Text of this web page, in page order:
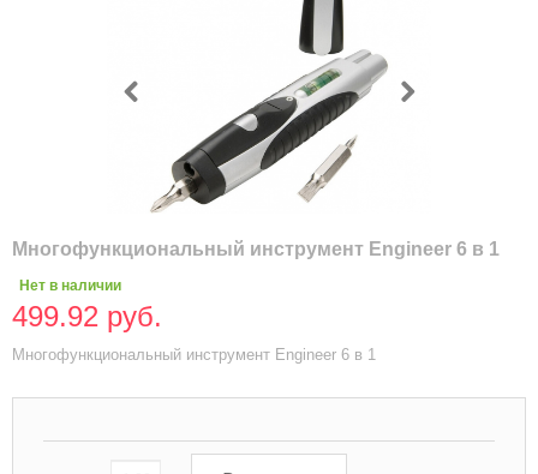
Многофункциональный инструмент Engineer 6 в 1
Нет в наличии
499.92 руб.
Многофункциональный инструмент Engineer 6 в 1